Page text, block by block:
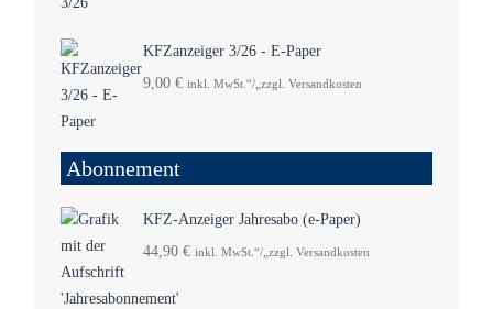
KFZanzeiger 3/26 - E-Paper
9,00 € inkl. MwSt.“/„zzgl. Versandkosten
Abonnement
KFZ-Anzeiger Jahresabo (e-Paper)
44,90 € inkl. MwSt.“/„zzgl. Versandkosten